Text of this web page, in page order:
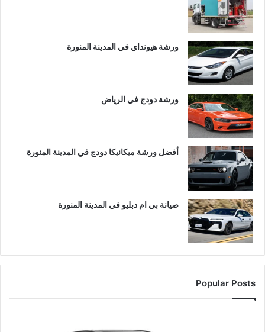
ورشة هيونداي في المدينة المنورة
ورشة دودج في الرياض
أفضل ورشة ميكانيكا دودج في المدينة المنورة
صيانة بي ام دبليو في المدينة المنورة
Popular Posts